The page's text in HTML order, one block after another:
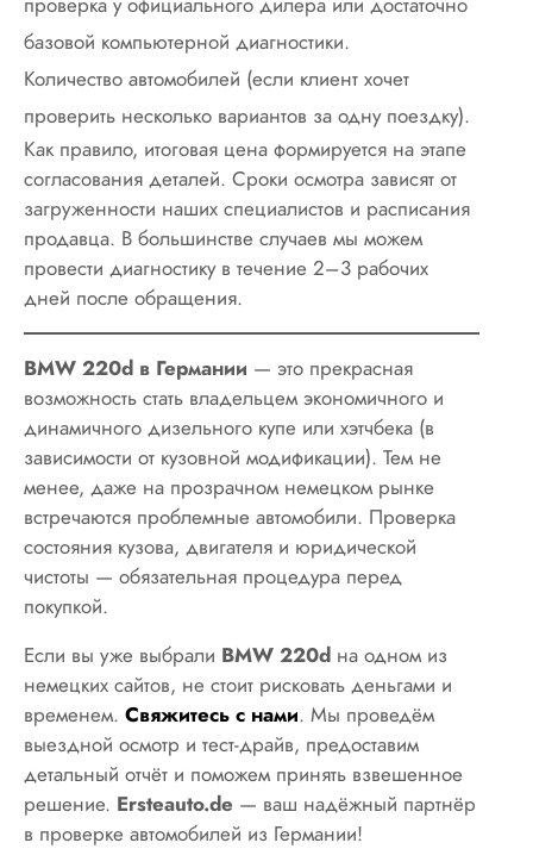
базовой компьютерной диагностики.
Количество автомобилей (если клиент хочет
проверить несколько вариантов за одну поездку).
Как правило, итоговая цена формируется на этапе
согласования деталей. Сроки осмотра зависят от
загруженности наших специалистов и расписания
продавца. В большинстве случаев мы можем
провести диагностику в течение 2–3 рабочих
дней после обращения.
BMW 220d в Германии — это прекрасная
возможность стать владельцем экономичного и
динамичного дизельного купе или хэтчбека (в
зависимости от кузовной модификации). Тем не
менее, даже на прозрачном немецком рынке
встречаются проблемные автомобили. Проверка
состояния кузова, двигателя и юридической
чистоты — обязательная процедура перед
покупкой.
Если вы уже выбрали BMW 220d на одном из
немецких сайтов, не стоит рисковать деньгами и
временем. Свяжитесь с нами. Мы проведём
выездной осмотр и тест-драйв, предоставим
детальный отчёт и поможем принять взвешенное
решение. Ersteauto.de — ваш надёжный партнёр
в проверке автомобилей из Германии!